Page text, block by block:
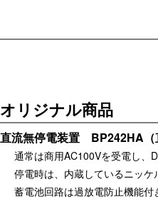
オリジナル商品
直流無停電装置 BP242HA（
通常は商用AC100Vを受電し、
停電時は、内蔵しているニッ
蓄電池回路は過放電防止機能付